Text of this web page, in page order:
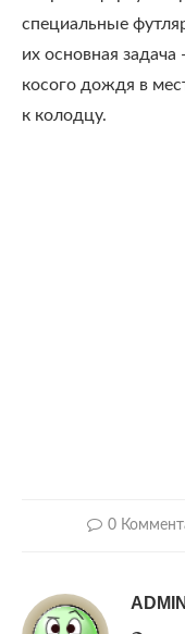
специальные
их основная
косого дождя в
к колодцу.
0
ADMIN